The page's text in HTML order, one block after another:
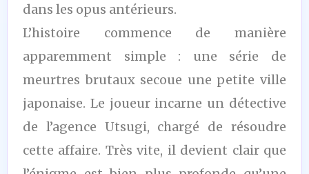
dans les opus antérieurs.
L’histoire commence de manière
apparemment simple : une série de
meurtres brutaux secoue une petite ville
japonaise. Le joueur incarne un détective
de l’agence Utsugi, chargé de résoudre
cette affaire. Très vite, il devient clair que